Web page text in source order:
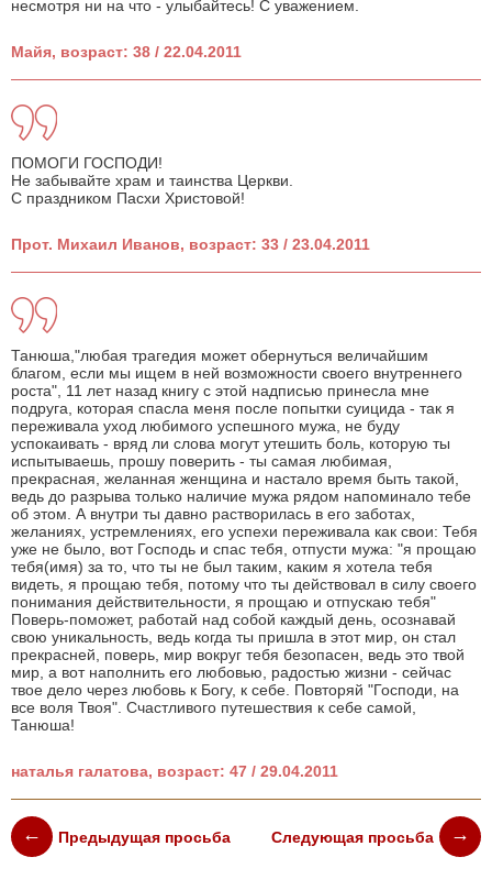
несмотря ни на что - улыбайтесь! С уважением.
Майя, возраст: 38 / 22.04.2011
ПОМОГИ ГОСПОДИ!
Не забывайте храм и таинства Церкви.
С праздником Пасхи Христовой!
Прот. Михаил Иванов, возраст: 33 / 23.04.2011
Танюша,"любая трагедия может обернуться величайшим
благом, если мы ищем в ней возможности своего внутреннего
роста", 11 лет назад книгу с этой надписью принесла мне
подруга, которая спасла меня после попытки суицида - так я
переживала уход любимого успешного мужа, не буду
успокаивать - вряд ли слова могут утешить боль, которую ты
испытываешь, прошу поверить - ты самая любимая,
прекрасная, желанная женщина и настало время быть такой,
ведь до разрыва только наличие мужа рядом напоминало тебе
об этом. А внутри ты давно растворилась в его заботах,
желаниях, устремлениях, его успехи переживала как свои: Тебя
уже не было, вот Господь и спас тебя, отпусти мужа: "я прощаю
тебя(имя) за то, что ты не был таким, каким я хотела тебя
видеть, я прощаю тебя, потому что ты действовал в силу своего
понимания действительности, я прощаю и отпускаю тебя"
Поверь-поможет, работай над собой каждый день, осознавай
свою уникальность, ведь когда ты пришла в этот мир, он стал
прекрасней, поверь, мир вокруг тебя безопасен, ведь это твой
мир, а вот наполнить его любовью, радостью жизни - сейчас
твое дело через любовь к Богу, к себе. Повторяй "Господи, на
все воля Твоя". Счастливого путешествия к себе самой,
Танюша!
наталья галатова, возраст: 47 / 29.04.2011
Предыдущая просьба Следующая просьба